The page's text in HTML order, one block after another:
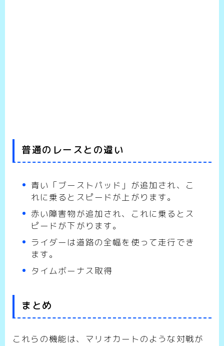
普通のレースとの違い
青い「ブーストパッド」が追加され、こ
れに乗るとスピードが上がります。
赤い障害物が追加され、これに乗るとス
ピードが下がります。
ライダーは道路の全幅を使って走行でき
ます。
タイムボーナス取得
まとめ
これらの機能は、マリオカートのような対戦が